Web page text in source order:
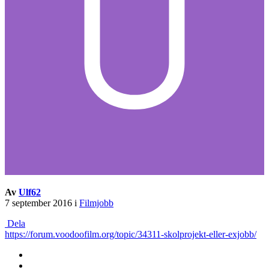
Av Ulf62
7 september 2016 i Filmjobb
Dela
https://forum.voodoofilm.org/topic/34311-skolprojekt-eller-exjobb/